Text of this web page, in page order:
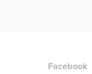
Facebook